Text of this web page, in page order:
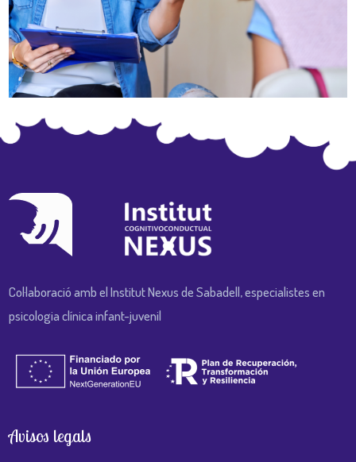
Col·laboració amb el Institut Nexus de Sabadell, especialistes en
psicologia clínica infant-juvenil
Avisos legals